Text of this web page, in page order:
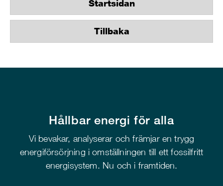
Startsidan
Tillbaka
Hållbar energi för alla
Vi bevakar, analyserar och främjar en trygg
energiförsörjning i omställningen till ett fossilfritt
energisystem. Nu och i framtiden.